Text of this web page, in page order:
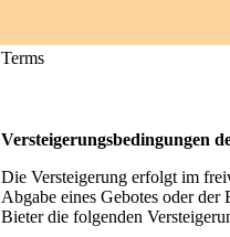
Terms
Versteigerungsbedingungen
Die Versteigerung erfolgt im
Abgabe eines Gebotes oder
Bieter die folgenden